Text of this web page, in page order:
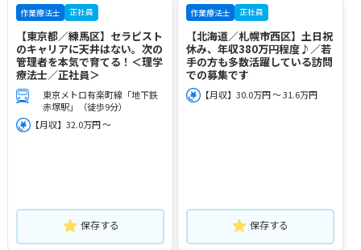
作業療法士 正社員
【東京都／練馬区】セラピスト
のキャリアに天井はない。次の
管理者を本気で育てる！＜理学
療法士／正社員＞
東京メトロ有楽町線「地下鉄
赤塚駅」（徒歩9分）
【月収】32.0万円 ～
保存する
作業療法士 正社員
【北海道／札幌市西区】土日祝
休み、年収380万円程度♪／若
手の方も多数活躍している訪問
での募集です
【月収】30.0万円 ～ 31.6万円
保存する